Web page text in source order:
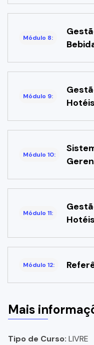
Módulo 8:
Módulo 9:
Hotéis
Módulo 10:
Módulo 11:
Hotéis
Módulo 12:
Mais
Tipo de Curso: LIVRE